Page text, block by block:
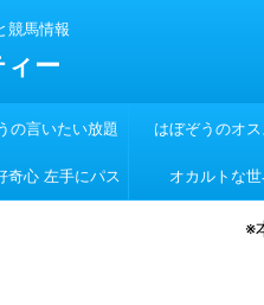
競馬情報
ー
の言いたい放題 はぼぞうのオス
奇心 左手にパス オカルトな世
※